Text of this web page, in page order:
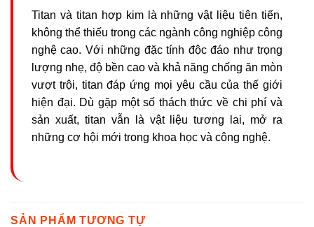
Titan và titan hợp kim là những vật liệu tiên tiến,
không thể thiếu trong các ngành công nghiệp công
nghệ cao. Với những đặc tính độc đáo như trọng
lượng nhẹ, độ bền cao và khả năng chống ăn mòn
vượt trội, titan đáp ứng mọi yêu cầu của thế giới
hiện đại. Dù gặp một số thách thức về chi phí và
sản xuất, titan vẫn là vật liệu tương lai, mở ra
những cơ hội mới trong khoa học và công nghệ.
SẢN PHẨM TƯƠNG TỰ